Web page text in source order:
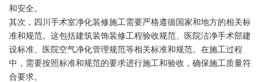
和安全。
其次，四川手术室净化装修施工需要严格遵循国家和地方的相关标
准和规范。这包括建筑装饰装修工程验收规范、医院洁净手术部建
设标准、医院空气净化管理规范等相关标准和规范。在施工过程
中，需要按照标准和规范的要求进行施工和验收，确保施工质量符
合要求。